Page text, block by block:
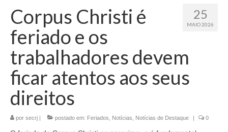
Eleição 2024 – Comissão Eleitoral
Histórico
Diretoria
Estatuto
Atendimentos
Coletivo Margaridas
25
MAIO 2026
Corpus Christi é
feriado e os
trabalhadores devem
ficar atentos aos seus
direitos
por secrj | postado em: Feriados Notícias Notícias de Destaque | 0